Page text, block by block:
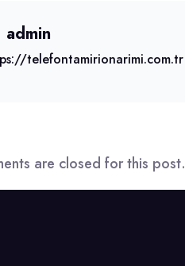
admin
telefontamirionarimi.com.tr
are closed for this post.